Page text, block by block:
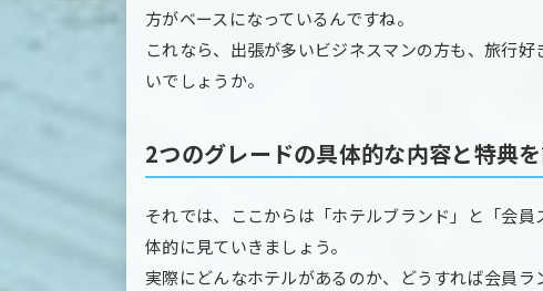
方がベースになっているんですね。
これなら、出張が多いビジネスマンの方も、旅行
いでしょうか。
2つのグレードの具体的な内容と特典
それでは、ここからは「ホテルブランド」と「会
体的に見ていきましょう。
実際にどんなホテルがあるのか、どうすれば会員ラ